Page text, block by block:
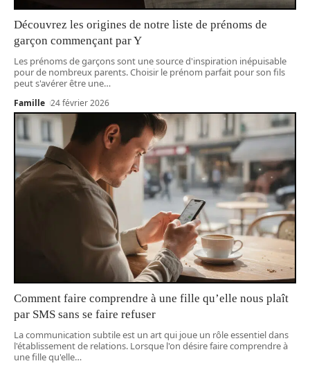
Découvrez les origines de notre liste de prénoms de
garçon commençant par Y
Les prénoms de garçons sont une source d'inspiration inépuisable
pour de nombreux parents. Choisir le prénom parfait pour son fils
peut s'avérer être une…
Famille 24 février 2026
Comment faire comprendre à une fille qu’elle nous plaît
par SMS sans se faire refuser
La communication subtile est un art qui joue un rôle essentiel dans
l'établissement de relations. Lorsque l'on désire faire comprendre à
une fille qu'elle…